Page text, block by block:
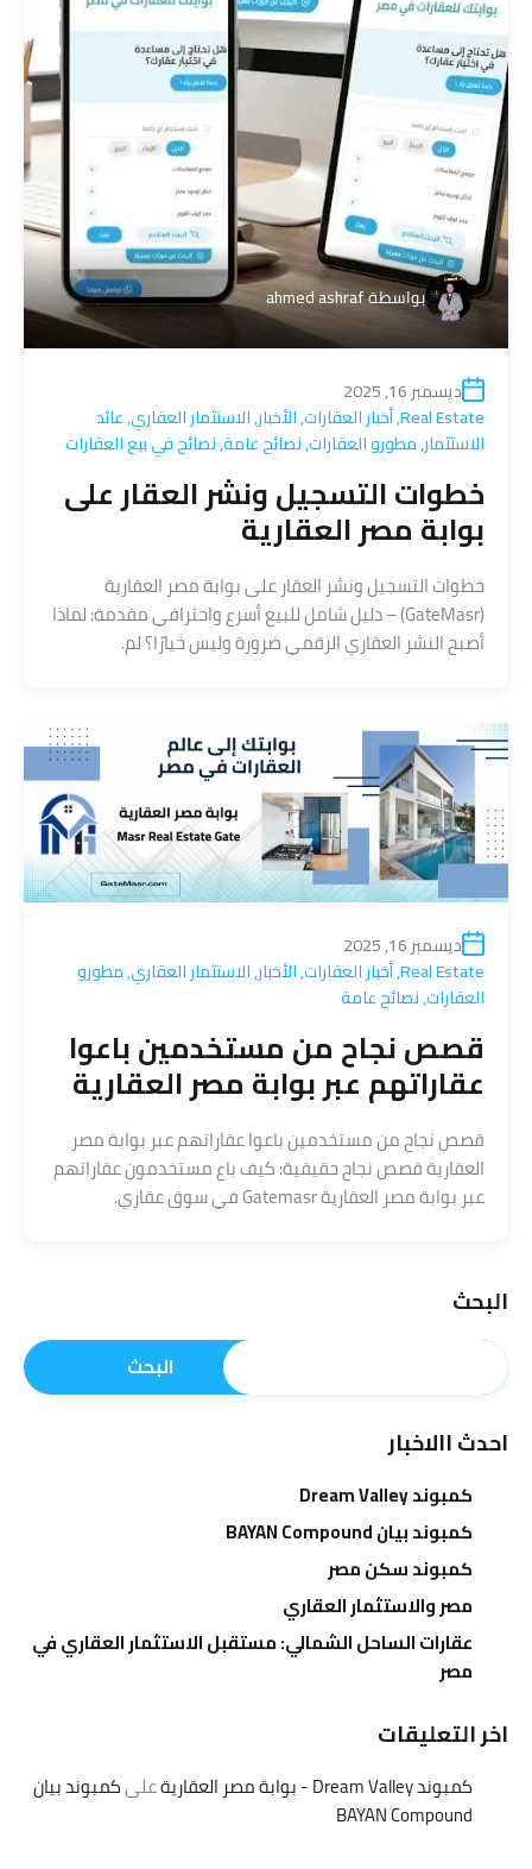
بواسطةahmed ashraf
ديسمبر 16, 2025
Real Estate
,أخبار العقارات,الأخبار,الاستثمار العقاري,عائد
الاستثمار,مطورو العقارات,نصائح عامة,نصائح في بيع العقارات
خطوات التسجيل ونشر العقار على
بوابة مصر العقارية
خطوات التسجيل ونشر العقار على بوابة مصر العقارية
(GateMasr) – دليل شامل للبيع أسرع واحترافي مقدمة: لماذا
أصبح النشر العقاري الرقمي ضرورة وليس خيارًا؟ لم.
ديسمبر 16, 2025
Real Estate
,أخبار العقارات,الأخبار,الاستثمار العقاري,مطورو
العقارات,نصائح عامة
قصص نجاح من مستخدمين باعوا
عقاراتهم عبر بوابة مصر العقارية
قصص نجاح من مستخدمين باعوا عقاراتهم عبر بوابة مصر
العقارية قصص نجاح حقيقية: كيف باع مستخدمون عقاراتهم
عبر بوابة مصر العقارية Gatemasr في سوق عقاري.
البحث
البحث
احدث االاخبار
كمبوند Dream Valley
كمبوند بيان BAYAN Compound
كمبوند سكن مصر
مصر والاستثمار العقاري
عقارات الساحل الشمالي: مستقبل الاستثمار العقاري في
مصر
اخر التعليقات
كمبوند Dream Valley - بوابة مصر العقارية علىكمبوند بيان
BAYAN Compound